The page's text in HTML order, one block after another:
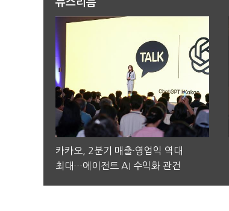
뉴스리듬
카카오, 2분기 매출·영업익 역대
최대…에이전트 AI 수익화 관건